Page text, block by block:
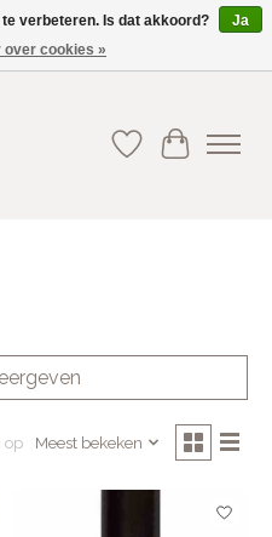
Verlanglijst
op Meest bekeken
verbeteren. Is dat akkoord?
Ja
over cookies »